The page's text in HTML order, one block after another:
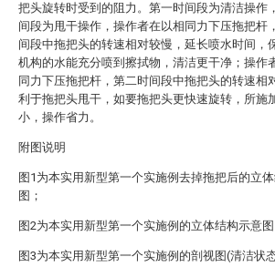
把头旋转时受到的阻力。第一时间段为清洁操作
间段为甩干操作，操作者在以相同力下压拖把杆
间段中拖把头的转速相对较慢，延长喷水时间，
机构的水能充分喷到擦拭物，清洁更干净；操作
同力下压拖把杆，第二时间段中拖把头的转速相
利于拖把头甩干，如要拖把头更快速旋转，所施
小，操作省力。
附图说明
图1为本实用新型第一个实施例去掉拖把后的立
图；
图2为本实用新型第一个实施例的立体结构示意图
图3为本实用新型第一个实施例的剖视图(清洁状